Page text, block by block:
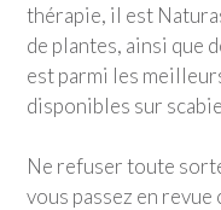
thérapie, il est
de plantes, ainsi que
est parmi les
disponibles sur
Ne refuser toute
vous passez en